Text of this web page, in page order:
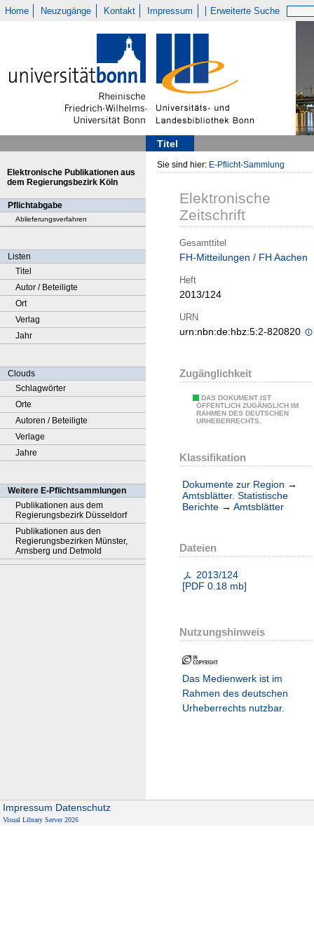
Home Neuzugänge Kontakt Impressum Erweiterte Suche
Titel
Elektronische Publikationen aus
dem Regierungsbezirk Köln
Pflichtabgabe
Ablieferungsverfahren
Listen
Titel
Autor / Beteiligte
Ort
Verlag
Jahr
Clouds
Schlagwörter
Orte
Autoren / Beteiligte
Verlage
Jahre
Weitere E-Pflichtsammlungen
Publikationen aus dem
Regierungsbezirk Düsseldorf
Publikationen aus den
Regierungsbezirken Münster,
Arnsberg und Detmold
Sie sind hier: E-Pflicht-Sammlung
Elektronische
Zeitschrift
Gesamttitel
FH-Mitteilungen / FH Aachen
Heft
2013/124
URN
urn:nbn:de:hbz:5:2-820820
Zugänglichkeit
DAS DOKUMENT IST
ÖFFENTLICH ZUGÄNGLICH IM
RAHMEN DES DEUTSCHEN
URHEBERRECHTS.
Klassifikation
Dokumente zur Region →
Amtsblätter. Statistische
Berichte → Amtsblätter
Dateien
2013/124
[PDF 0.18 mb]
Nutzungshinweis
Das Medienwerk ist im
Rahmen des deutschen
Urheberrechts nutzbar.
Impressum Datenschutz
Visual Library Server 2026